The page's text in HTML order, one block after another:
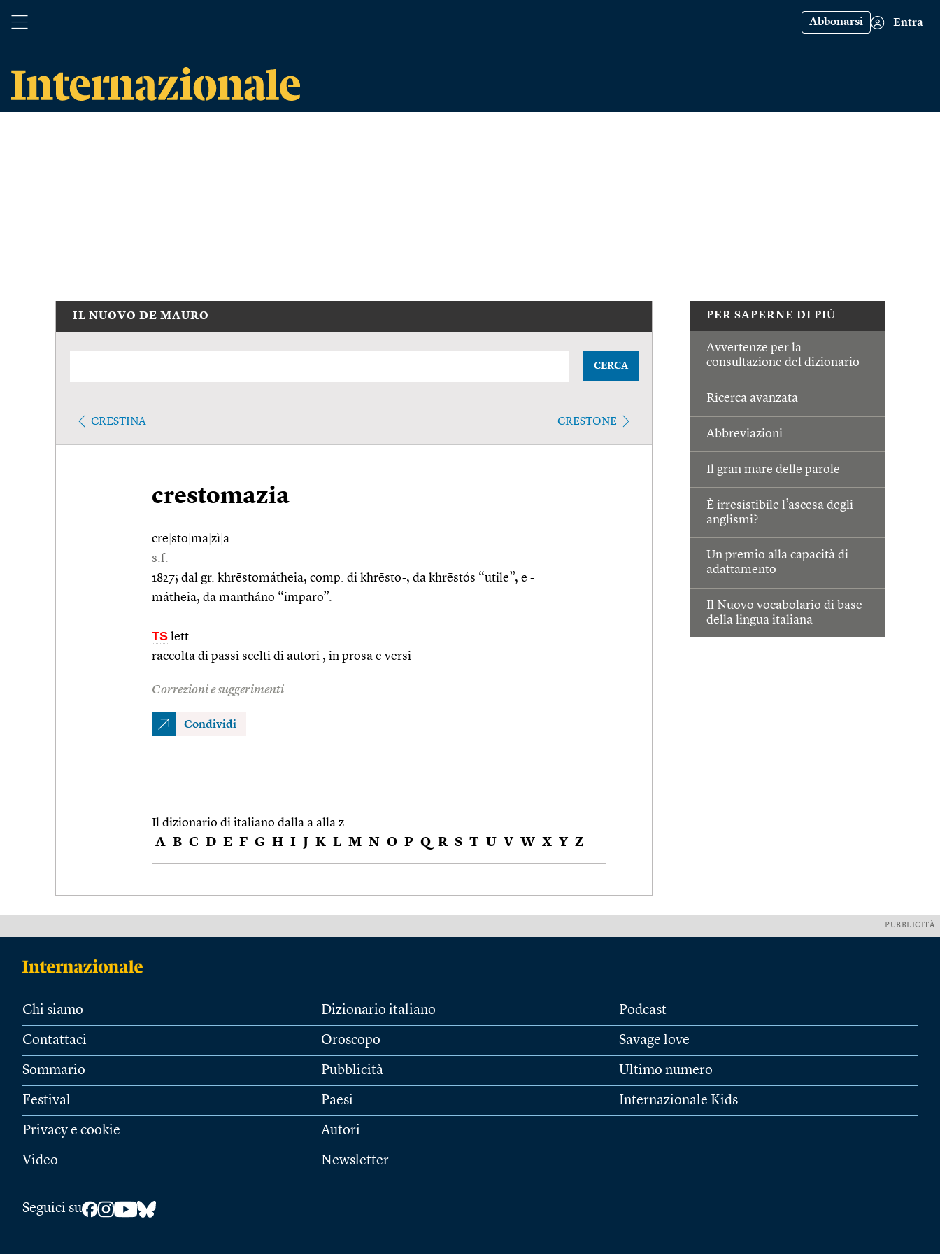
Abbonarsi Entra
PER SAPERNE DI PIÙ
Avvertenze per la
consultazione del dizionario
Ricerca avanzata
Abbreviazioni
Il gran mare delle parole
È irresistibile l’ascesa degli
anglismi?
Un premio alla capacità di
adattamento
Il Nuovo vocabolario di base
della lingua italiana
IL NUOVO DE MAURO
CERCA
CRESTINA CRESTONE
crestomazia
cre sto ma zì a
s.f.
1827; dal gr. khrēstomátheia, comp. di khrēsto-, da khrēstós “utile”, e -
mátheia, da manthánō “imparo”.
TS lett.
raccolta di passi scelti di autori , in prosa e versi
Correzioni e suggerimenti
Condividi
Il dizionario di italiano dalla a alla z
A B C D E F G H I J K L M N O P Q R S T U V W X Y Z
PUBBLICITÀ
Chi siamo
Contattaci
Sommario
Festival
Privacy e cookie
Video
Dizionario italiano
Oroscopo
Pubblicità
Paesi
Autori
Newsletter
Podcast
Savage love
Ultimo numero
Internazionale Kids
Seguici su